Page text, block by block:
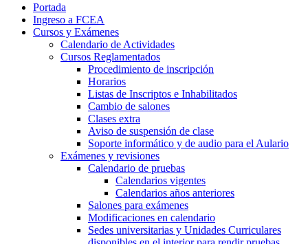
Portada
Ingreso a FCEA
Cursos y Exámenes
Calendario de Actividades
Cursos Reglamentados
Procedimiento de inscripción
Horarios
Listas de Inscriptos e Inhabilitados
Cambio de salones
Clases extra
Aviso de suspensión de clase
Soporte informático y de audio para el Aulario
Exámenes y revisiones
Calendario de pruebas
Calendarios vigentes
Calendarios años anteriores
Salones para exámenes
Modificaciones en calendario
Sedes universitarias y Unidades Curriculares